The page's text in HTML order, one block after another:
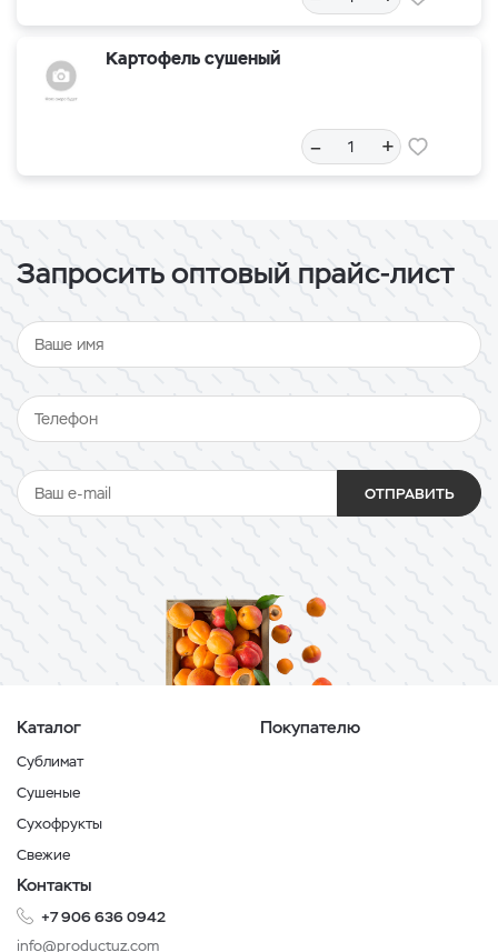
Картофель сушеный
– +
Запросить оптовый прайс-лист
ОТПРАВИТЬ
Каталог
Сублимат
Сушеные
Сухофрукты
Свежие
Покупателю
Контакты
+7 906 636 0942
info@productuz.com